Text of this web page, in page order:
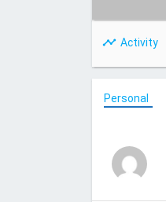
Activity
Personal